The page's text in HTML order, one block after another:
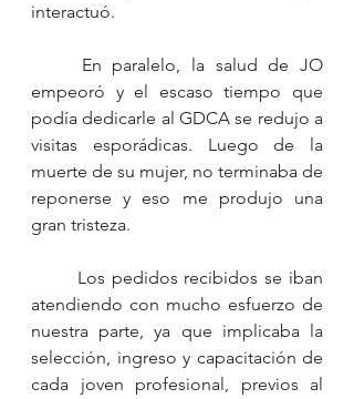
interactuó.
empeoró y el escaso tiempo que
podía dedicarle al GDCA se redujo a
visitas esporádicas. Luego de la
muerte de su mujer, no terminaba de
reponerse y eso me produjo una
gran tristeza.
atendiendo con mucho esfuerzo de
nuestra parte, ya que implicaba la
selección, ingreso y capacitación de
cada joven profesional, previos al